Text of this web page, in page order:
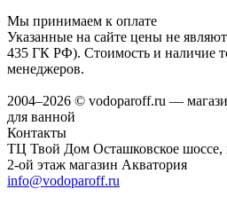
Мы принимаем к оплате
Указанные на сайте цены не
435 ГК РФ). Стоимость и наличие
менеджеров.
2004–2026 © vodoparoff.ru —
для ванной
Контакты
ТЦ Твой Дом Осташковское шоссе,
2-ой этаж магазин Акватория
info@vodoparoff.ru